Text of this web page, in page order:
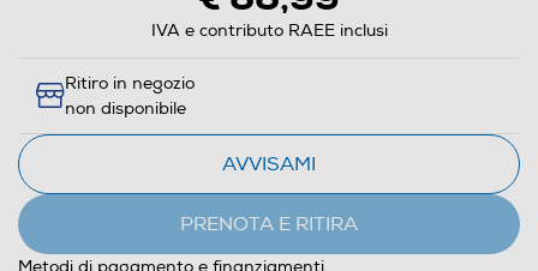
IVA e contributo RAEE inclusi
Ritiro in negozio
non disponibile
AVVISAMI
PRENOTA E RITIRA
Metodi di pagamento e finanziamenti